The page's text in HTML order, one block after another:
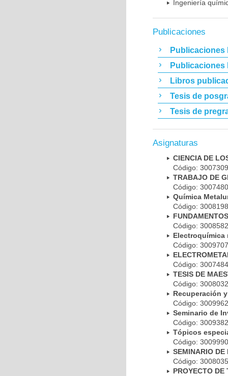
Ingeniería
Publicaciones
Publicaciones
Publicaciones
Libros
Tesis de
Tesis de
Asignaturas
CIENCIA DE
Código:
TRABAJO DE
Código:
Química
Código:
Código:
Electroquímica
Código:
Código:
TESIS DE
Código:
Recuperación
Código:
Seminario de
Código:
Tópicos
Código:
SEMINARIO DE
Código:
PROYECTO DE